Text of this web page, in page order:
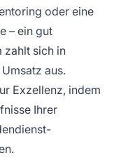
oder eine
– ein gut
zahlt sich in
aus.
Exzellenz, indem
Ihrer